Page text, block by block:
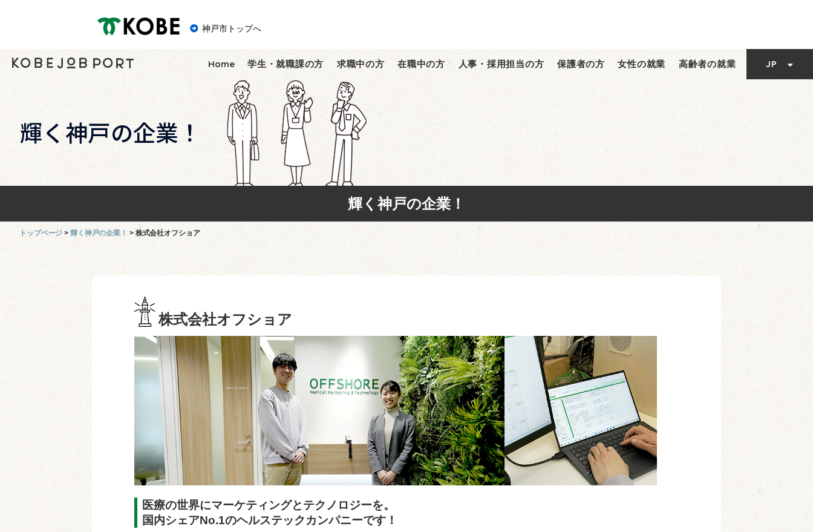
神戸市 神戸市トップへ
Home 学生・就職課の方 求職中の方 在職中の方 人事・採用担当の方 保護者の方 女性の就業 高齢者の就業 JP TC
輝く神戸の企業！
トップページ 輝く神戸の企業！ 株式会社オフショア
株式会社オフショア
医療の世界にマーケティングとテクノロジーを。
国内シェアNo.1のヘルステックカンパニーです！